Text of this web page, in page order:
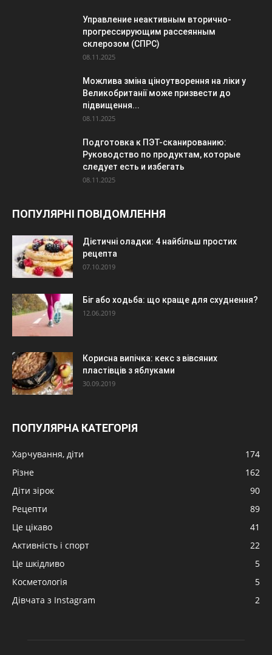
Управление неактивным вторично-
прогрессирующим рассеянным
склерозом (СПРС)
08.11.2025
Можлива зміна ціноутворення на ліки у
Великобританії може призвести до
підвищення...
08.11.2025
Подготовка к ПЭТ-сканированию:
Руководство по продуктам, которые
следует есть и избегать
08.11.2025
ПОПУЛЯРНІ ПОВІДОМЛЕННЯ
Дієтичні оладки: 4 найбільш простих
рецепта
07.10.2019
Біг або ходьба: що краще для схуднення?
12.06.2019
Корисна випічка: кекс з вівсяних
пластівців з яблуками
30.09.2019
ПОПУЛЯРНА КАТЕГОРІЯ
Харчування, діти
174
Різне
162
Діти зірок
90
Рецепти
89
Це цікаво
41
Активність і спорт
22
Це шкідливо
5
Косметологія
5
Дівчата з Instagram
2